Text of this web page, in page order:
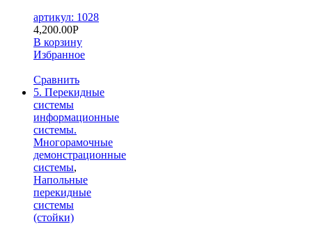
артикул: 1028
4,200.00Р
В корзину
Избранное
Сравнить
5. Перекидные
системы
информационные
системы.
Многорамочные
демонстрационные
системы,
Напольные
перекидные
системы
(стойки)